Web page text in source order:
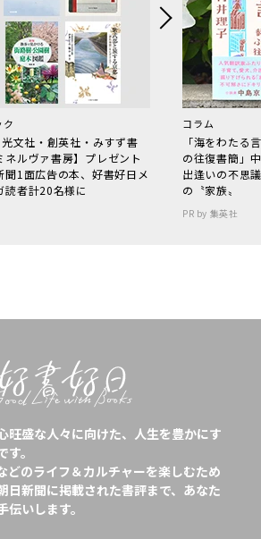
ク
光文社・創英社・みすず書
ネルヴァ書房】プレゼント
聞1面広告の本、好書好日メ
読者計20名様に
コラム
「海をわた
の往復書簡」
出逢いの不思
の〝家族〟
PR by 集英社
旺盛な人々に向けた、人生を豊かにす
。
どのライフ＆カルチャーを楽しむため
日新聞に掲載された書評まで、あなた
いします。